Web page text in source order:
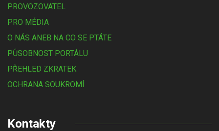
PROVOZOVATEL
PRO MÉDIA
O NÁS ANEB NA CO SE PTÁTE
PŮSOBNOST PORTÁLU
PŘEHLED ZKRATEK
OCHRANA SOUKROMÍ
Kontakty